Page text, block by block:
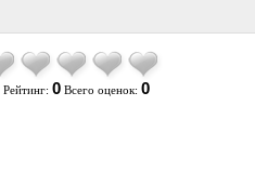
Рейтинг: 0Всего оценок: 0